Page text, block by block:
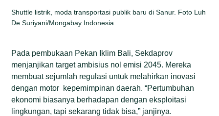
Shuttle listrik, moda transportasi publik baru di Sanur. Foto Luh
De Suriyani/Mongabay Indonesia.
Pada pembukaan Pekan Iklim Bali, Sekdaprov
menjanjikan target ambisius nol emisi 2045. Mereka
membuat sejumlah regulasi untuk melahirkan inovasi
dengan motor kepemimpinan daerah. “Pertumbuhan
ekonomi biasanya berhadapan dengan eksploitasi
lingkungan, tapi sekarang tidak bisa,” janjinya.